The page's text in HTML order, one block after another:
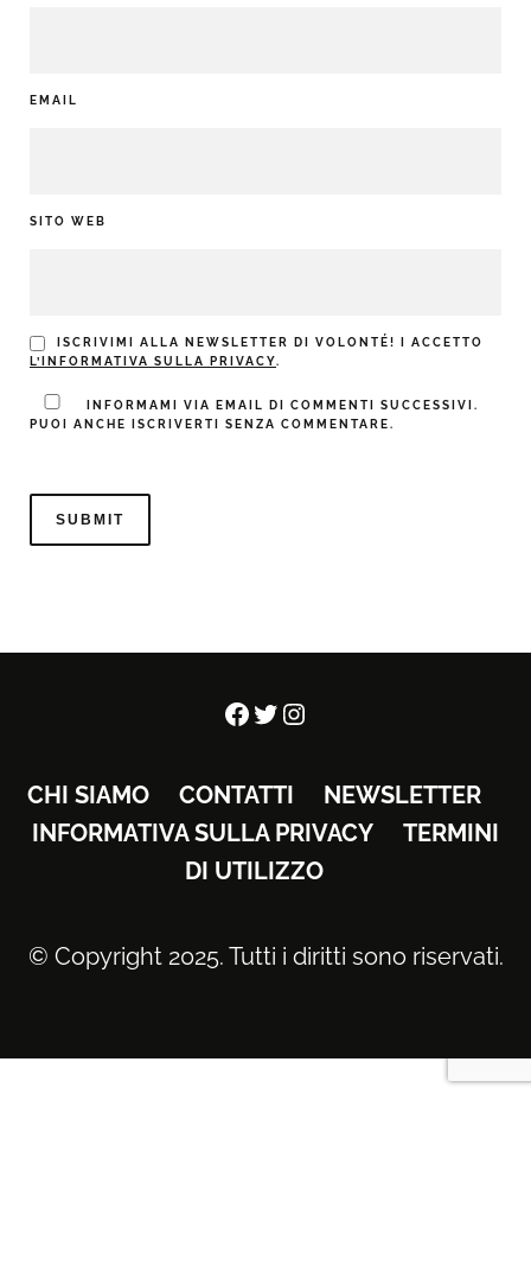
EMAIL
SITO WEB
ISCRIVIMI ALLA NEWSLETTER DI VOLONTÉ! I ACCETTO
L’INFORMATIVA SULLA PRIVACY.
INFORMAMI VIA EMAIL DI COMMENTI SUCCESSIVI.
PUOI ANCHE ISCRIVERTI SENZA COMMENTARE.
Facebook
Twitter
Instagram
CHI SIAMO CONTATTI
NEWSLETTER
INFORMATIVA SULLA PRIVACY
TERMINI
DI UTILIZZO
© Copyright 2025. Tutti i diritti sono riservati.